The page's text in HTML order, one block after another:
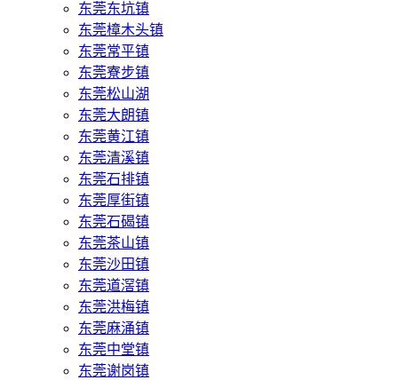
东莞东坑镇
东莞樟木头镇
东莞常平镇
东莞寮步镇
东莞松山湖
东莞大朗镇
东莞黄江镇
东莞清溪镇
东莞石排镇
东莞厚街镇
东莞石碣镇
东莞茶山镇
东莞沙田镇
东莞道滘镇
东莞洪梅镇
东莞麻涌镇
东莞中堂镇
东莞谢岗镇